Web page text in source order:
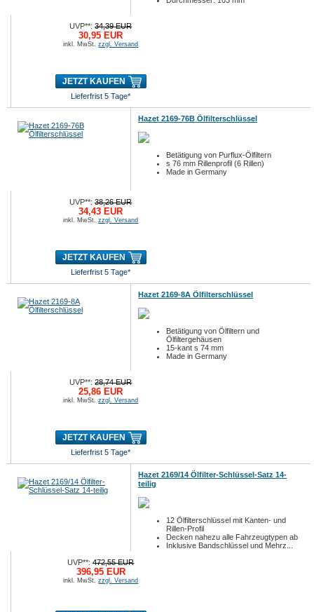
UVP**:34,39 EUR
30,95 EUR
inkl. MwSt.zzgl. Versand
JETZT KAUFEN
Lieferfrist 5 Tage*
Hazet 2169-76B Ölfilterschlüssel
Betätigung von Purflux-Ölfiltern
s 76 mm Rillenprofil (6 Rillen)
Made in Germany
UVP**:38,26 EUR
34,43 EUR
inkl. MwSt.zzgl. Versand
JETZT KAUFEN
Lieferfrist 5 Tage*
Hazet 2169-8A Ölfilterschlüssel
Betätigung von Ölfiltern und
Ölfiltergehäusen
15-kant s 74 mm
Made in Germany
UVP**:28,74 EUR
25,86 EUR
inkl. MwSt.zzgl. Versand
JETZT KAUFEN
Lieferfrist 5 Tage*
Hazet 2169/14 Ölfilter-Schlüssel-Satz 14-
teilig
12 Ölfilterschlüssel mit Kanten- und
Rillen-Profil
Decken nahezu alle Fahrzeugtypen ab
Inklusive Bandschlüssel und Mehrz...
UVP**:472,55 EUR
396,95 EUR
inkl. MwSt.zzgl. Versand